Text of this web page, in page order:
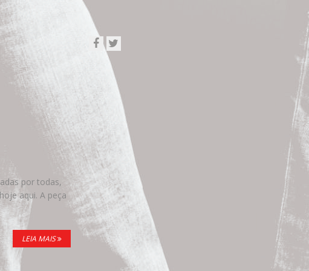
por todas,
aqui. A peça
LEIA MAIS